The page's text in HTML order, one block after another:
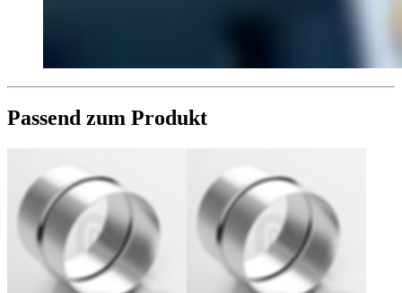
Passend zum Produkt